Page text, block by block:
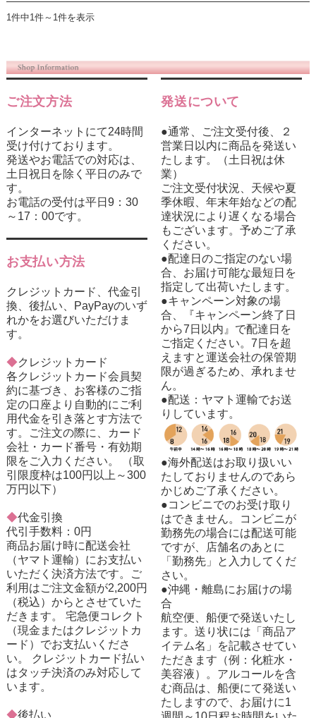
1件中1件～1件を表示
ご注文方法
インターネットにて24時間
受け付けております。
発送やお電話での対応は、
土日祝日を除く平日のみで
す。
お電話の受付は平日9：30
～17：00です。
お支払い方法
クレジットカード、代金引
換、後払い、PayPayのいず
れかをお選びいただけま
す。
◆クレジットカード
各クレジットカード会員契
約に基づき、お客様のご指
定の口座より自動的にご利
用代金を引き落とす方法で
す。ご注文の際に、カード
会社・カード番号・有効期
限をご入力ください。 （取
引限度枠は100円以上～300
万円以下）
◆代金引換
代引手数料：0円
商品お届け時に配送会社
（ヤマト運輸）にお支払い
いただく決済方法です。ご
利用はご注文金額が2,200円
（税込）からとさせていた
だきます。 宅急便コレクト
（現金またはクレジットカ
ード）でお支払いくださ
い。 クレジットカード払い
はタッチ決済のみ対応して
います。
◆後払い
発送について
●通常、ご注文受付後、２
営業日以内に商品を発送い
たします。（土日祝は休
業）
ご注文受付状況、天候や夏
季休暇、年末年始などの配
達状況により遅くなる場合
もございます。予めご了承
ください。
●配達日のご指定のない場
合、お届け可能な最短日を
指定して出荷いたします。
●キャンペーン対象の場
合、『キャンペーン終了日
から7日以内』で配達日を
ご指定ください。7日を超
えますと運送会社の保管期
限が過ぎるため、承れませ
ん。
●配送：ヤマト運輸でお送
りしています。
●海外配送はお取り扱いい
たしておりませんのであら
かじめご了承ください。
●コンビニでのお受け取り
はできません。コンビニが
勤務先の場合には配送可能
ですが、店舗名のあとに
「勤務先」と入力してくだ
さい。
●沖縄・離島にお届けの場
合
航空便、船便で発送いたし
ます。送り状には「商品ア
イテム名」を記載させてい
ただきます（例：化粧水・
美容液）。アルコールを含
む商品は、船便にて発送い
たしますので、お届けに1